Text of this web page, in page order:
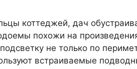
коттеджей, дач
похожи на
не только по
встраиваемые